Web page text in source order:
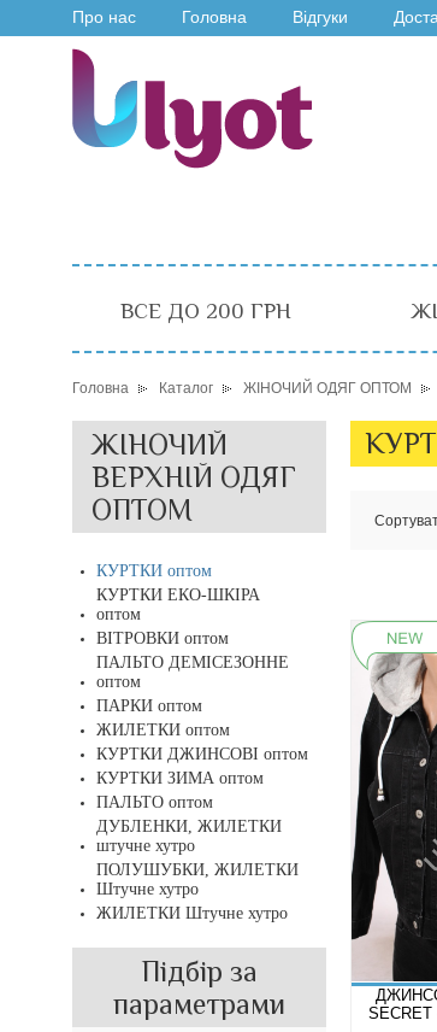
Про нас Головна Відгуки
ВСЕ ДО 200 ГРН
Головна Каталог ЖІНОЧИЙ ОДЯГ ОПТОМ
ЖІНОЧИЙ
ВЕРХНІЙ ОДЯГ
ОПТОМ
КУРТКИ оптом
КУРТКИ ЕКО-ШКІРА
оптом
ВІТРОВКИ оптом
ПАЛЬТО ДЕМІСЕЗОННЕ
оптом
ПАРКИ оптом
ЖИЛЕТКИ оптом
КУРТКИ ДЖИНСОВІ оптом
КУРТКИ ЗИМА оптом
ПАЛЬТО оптом
ДУБЛЕНКИ, ЖИЛЕТКИ
штучне хутро
ПОЛУШУБКИ, ЖИЛЕТКИ
Штучне хутро
ЖИЛЕТКИ Штучне хутро
Підбір за
параметрами